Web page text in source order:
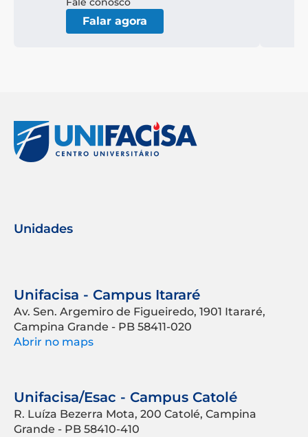
Falar agora
Unidades
Unifacisa - Campus Itararé
Av. Sen. Argemiro de Figueiredo, 1901 Itararé,
Campina Grande - PB 58411-020
Abrir no maps
Unifacisa/Esac - Campus Catolé
R. Luíza Bezerra Mota, 200 Catolé, Campina
Grande - PB 58410-410